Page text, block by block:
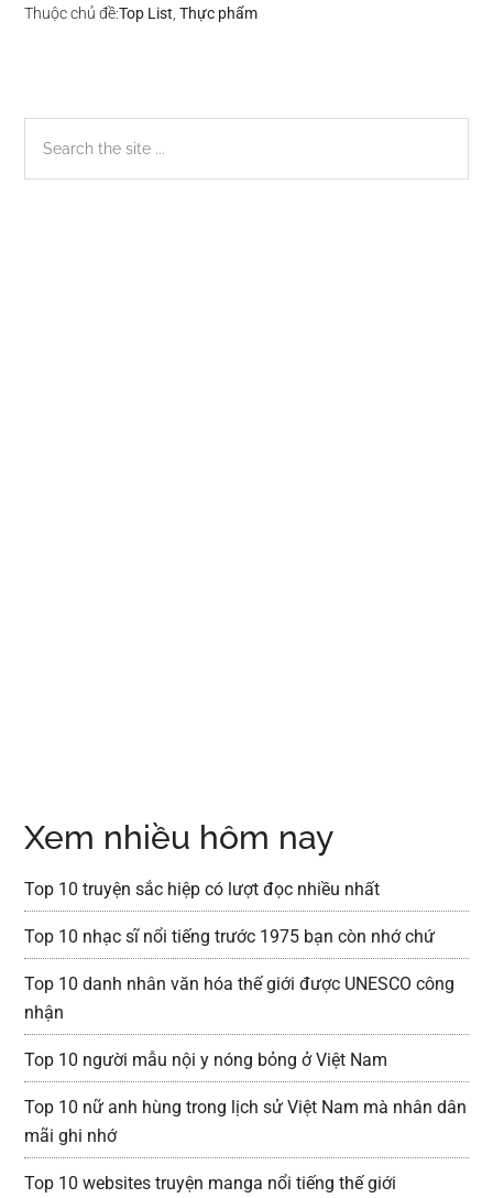
Thuộc chủ đề:Top List ,Thực phẩm
Sidebar
chính
the
Xem nhiều hôm nay
Top 10 truyện sắc hiệp có lượt đọc nhiều nhất
Top 10 nhạc sĩ nổi tiếng trước 1975 bạn còn nhớ chứ
Top 10 danh nhân văn hóa thế giới được UNESCO công
nhận
Top 10 người mẫu nội y nóng bỏng ở Việt Nam
Top 10 nữ anh hùng trong lịch sử Việt Nam mà nhân dân
mãi ghi nhớ
Top 10 websites truyện manga nổi tiếng thế giới